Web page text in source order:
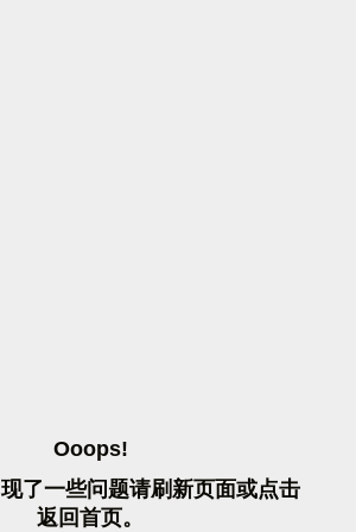
OOOPS!
现了一些问题请刷 新页面或点击
返 回首页。